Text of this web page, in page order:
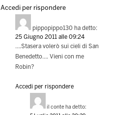
Accedi per rispondere
pippopippo130 ha detto:
25 Giugno 2011 alle 09:24
….Stasera volerò sui cieli di San
Benedetto…. Vieni con me
Robin?
Accedi per rispondere
il conte ha detto: